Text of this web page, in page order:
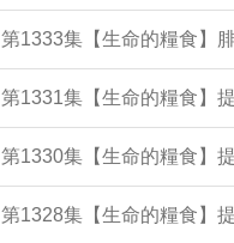
第1333集【生命的糧食】
第1331集【生命的糧食】
第1330集【生命的糧食】
第1328集【生命的糧食】